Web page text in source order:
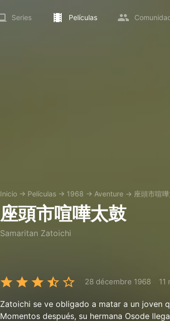
Series Películas
Inicio → Películas → 1968 → Aventure → 座頭市喧
座頭市喧嘩太鼓
Samaritan Zatoichi
28 décembre 1968 11
Zatoichi se ve obligado a matar a un joven
Momentos después, su hermana Osode